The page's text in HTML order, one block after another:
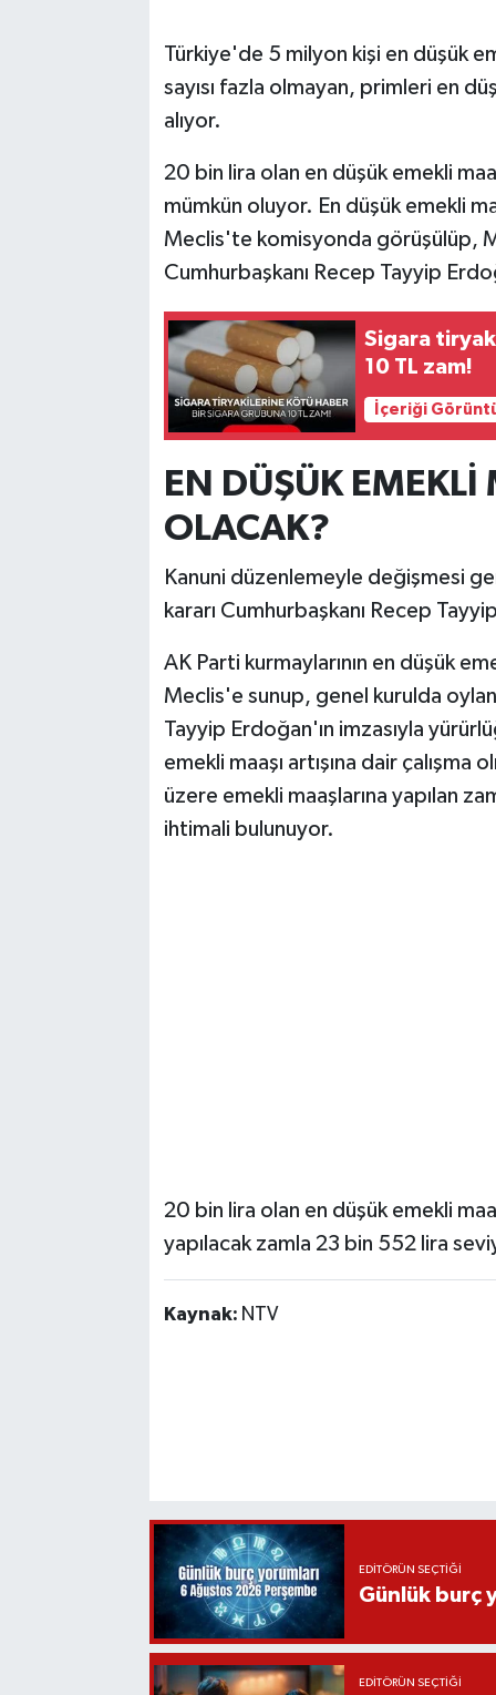
Türkiye'de 5 milyon kişi en düşük
sayısı fazla olmayan, primleri en
alıyor.
20 bin lira olan en düşük emekli
mümkün oluyor. En düşük emekli
Meclis'te komisyonda görüşülüp,
Cumhurbaşkanı Recep Tayyip
Sigara
10 TL zam!
İçeriği
EN DÜŞÜK
OLACAK?
Kanuni düzenlemeyle değişmesi
kararı Cumhurbaşkanı Recep
AK Parti kurmaylarının en düşük
Meclis'e sunup, genel kurulda
Tayyip Erdoğan'ın imzasıyla
emekli maaşı artışına dair
üzere emekli maaşlarına yapılan
ihtimali bulunuyor.
20 bin lira olan en düşük emekli
yapılacak zamla 23 bin 552 lira
Kaynak: NTV
EDITÖRÜN SEÇTIĞI
Günlük burç
EDITÖRÜN SEÇTIĞI